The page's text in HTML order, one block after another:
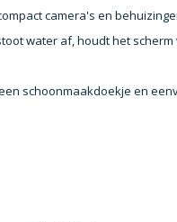
camera's en
water af, houdt het scherm
schoonmaakdoekje en